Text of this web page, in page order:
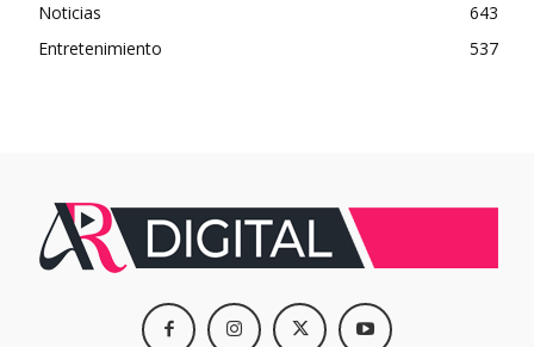
Noticias
643
Entretenimiento
537